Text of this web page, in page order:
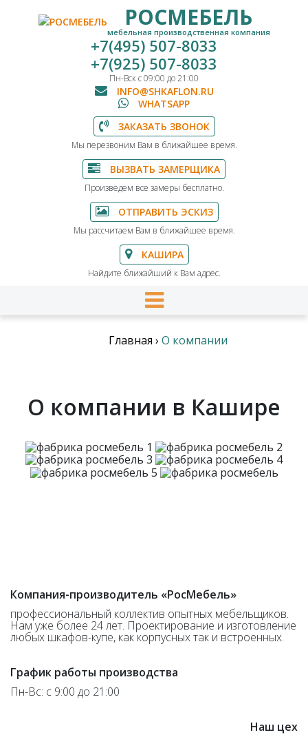
РОСМЕБЕЛЬ
мебельная производственная компания
+7(495) 507-8033
+7(925) 507-8033
Пн-Вск с 09:00 до 21:00
INFO@SHKAFLON.RU
WHATSAPP
ЗАКАЗАТЬ ЗВОНОК
Мы перезвоним Вам в ближайшее время.
ВЫЗВАТЬ ЗАМЕРЩИКА
Произведем все замеры бесплатно.
ОТПРАВИТЬ ЭСКИЗ
Мы рассчитаем Вам в ближайшее время.
КАШИРА
Найдите ближайший к Вам адрес.
Главная › О компании
О компании в Кашире
Компания-производитель «РосМебель»
профессиональный коллектив опытных мебельщиков.
Нам уже более 24 лет. Проектирование и изготовление
любых шкафов-купе, как корпусных так и встроенных.
График работы производства
Пн-Вс: с 9:00 до 21:00
Наш цех